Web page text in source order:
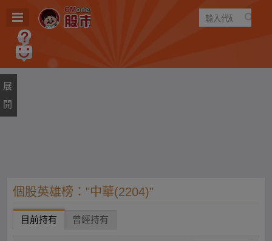
遊戲
個股英雄榜："中華(2204)"
目前持有 曾經持有